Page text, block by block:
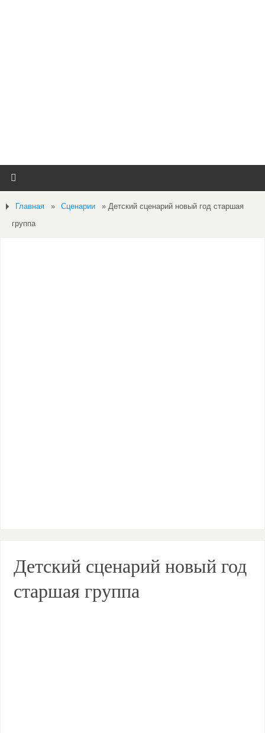
Главная » Сценарии » Детский сценарий новый год старшая
группа
Детский сценарий новый год
старшая группа